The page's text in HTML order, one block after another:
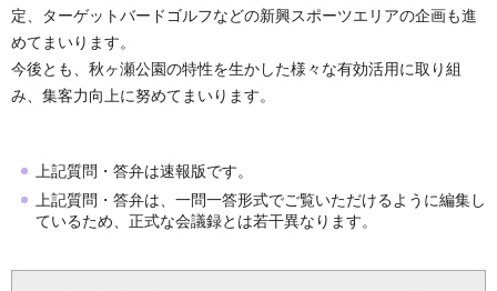
定、ターゲットバードゴルフなどの新興スポーツエリアの企画も進
めてまいります。
今後とも、秋ヶ瀬公園の特性を生かした様々な有効活用に取り組
み、集客力向上に努めてまいります。
上記質問・答弁は速報版です。
上記質問・答弁は、一問一答形式でご覧いただけるように編集し
ているため、正式な会議録とは若干異なります。